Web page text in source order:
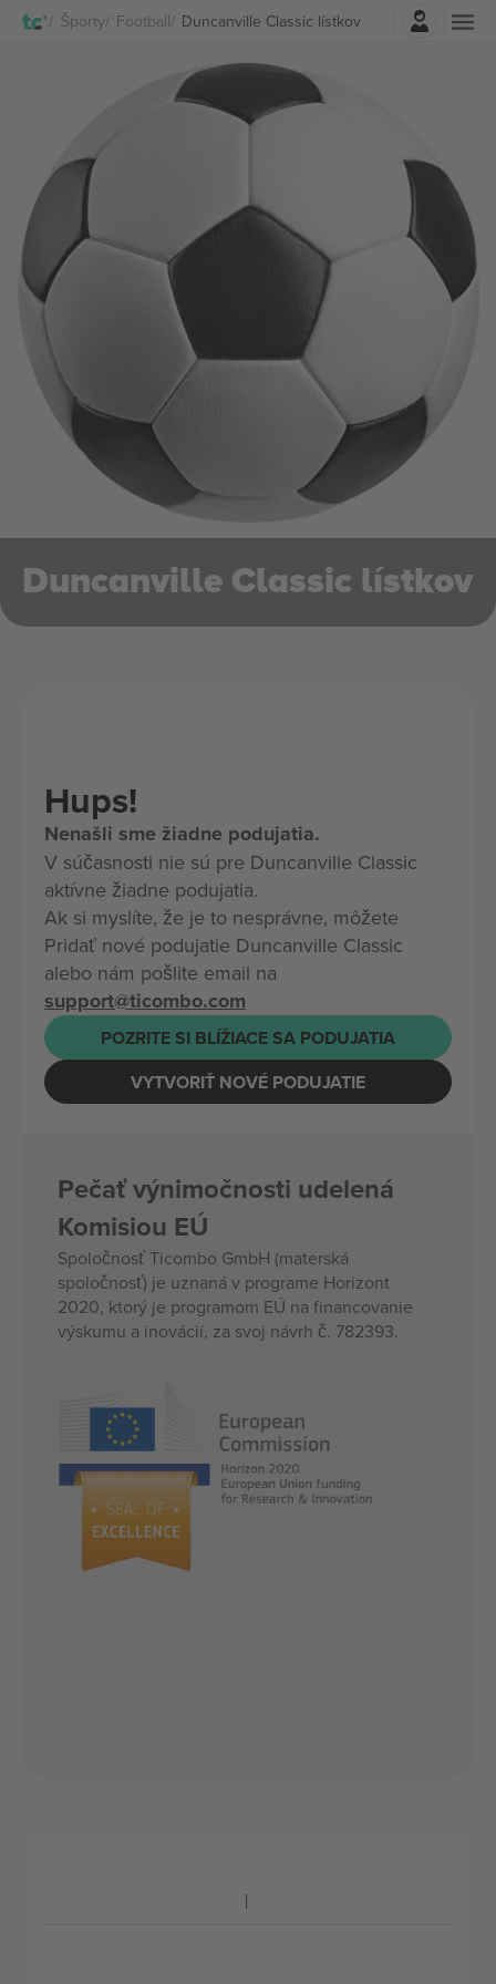
Športy Football Duncanville Classic lístkov
Prihlásenie
Duncanville Classic lístkov
Hups!
Nenašli sme žiadne podujatia.
V súčasnosti nie sú pre Duncanville Classic
aktívne žiadne podujatia.
Ak si myslíte, že je to nesprávne, môžete
Pridať nové podujatie Duncanville Classic
alebo nám pošlite email na
support@ticombo.com
POZRITE SI BLÍŽIACE SA PODUJATIA
VYTVORIŤ NOVÉ PODUJATIE
Pečať výnimočnosti udelená
Komisiou EÚ
Spoločnosť Ticombo GmbH (materská
spoločnosť) je uznaná v programe Horizont
2020, ktorý je programom EÚ na financovanie
výskumu a inovácií, za svoj návrh č. 782393.